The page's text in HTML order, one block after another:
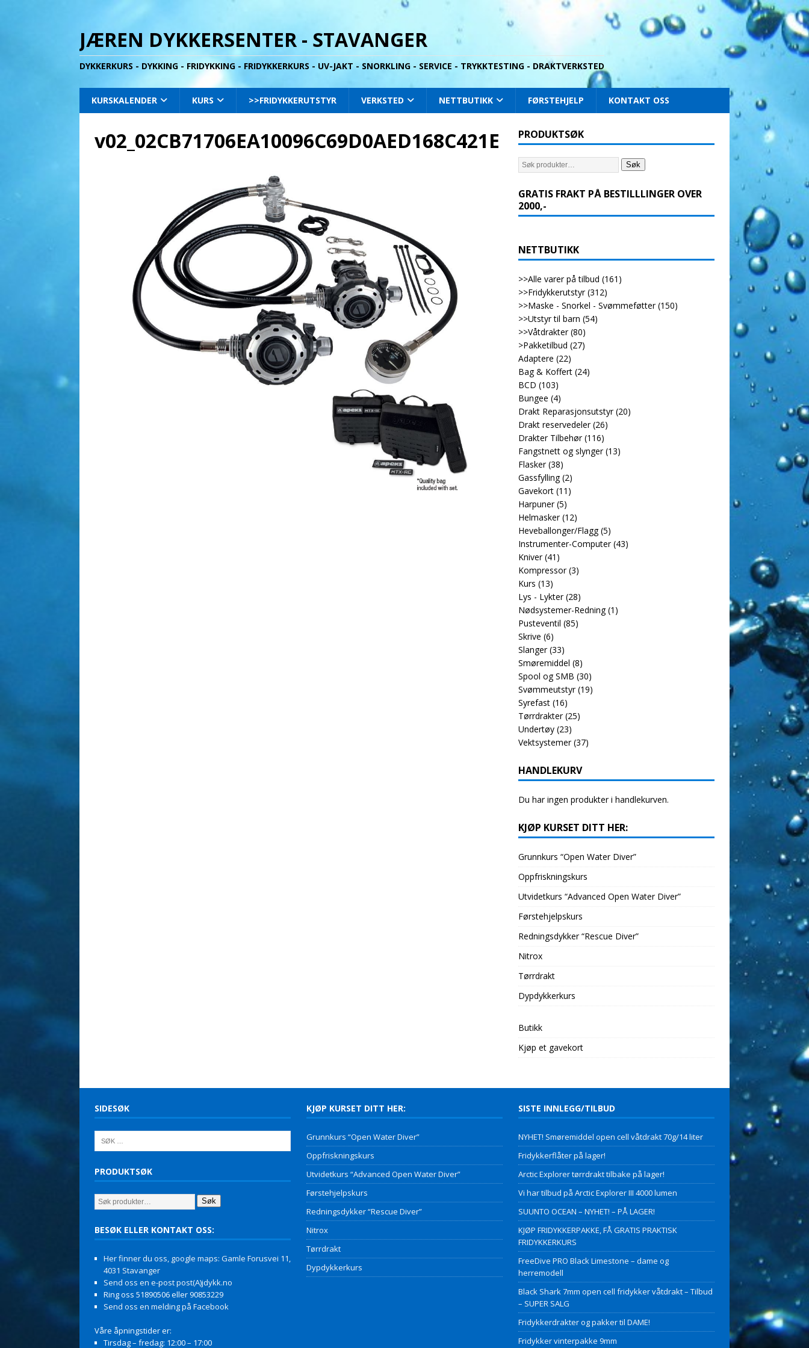
JÆREN DYKKERSENTER - STAVANGER
DYKKERKURS - DYKKING - FRIDYKKING - FRIDYKKERKURS - UV-JAKT - SNORKLING - SERVICE - TRYKKTESTING - DRAKTVERKSTED
KURSKALENDER KURS >>FRIDYKKERUTSTYR VERKSTED NETTBUTIKK FØRSTEHJELP KONTAKT OSS
v02_02CB71706EA10096C69D0AED168C421E PRODUKTSØK
Søk
GRATIS FRAKT PÅ BESTILLLINGER OVER
2000,-
NETTBUTIKK
>>Alle varer på tilbud (161)
>>Fridykkerutstyr (312)
>>Maske - Snorkel - Svømmeføtter (150)
>>Utstyr til barn (54)
>>Våtdrakter (80)
>Pakketilbud (27)
Adaptere (22)
Bag & Koffert (24)
BCD (103)
Bungee (4)
Drakt Reparasjonsutstyr (20)
Drakt reservedeler (26)
Drakter Tilbehør (116)
Fangstnett og slynger (13)
Flasker (38)
Gassfylling (2)
Gavekort (11)
Harpuner (5)
Helmasker (12)
Heveballonger/Flagg (5)
Instrumenter-Computer (43)
Kniver (41)
Kompressor (3)
Kurs (13)
Lys - Lykter (28)
Nødsystemer-Redning (1)
Pusteventil (85)
Skrive (6)
Slanger (33)
Smøremiddel (8)
Spool og SMB (30)
Svømmeutstyr (19)
Syrefast (16)
Tørrdrakter (25)
Undertøy (23)
Vektsystemer (37)
HANDLEKURV
Du har ingen produkter i handlekurven.
KJØP KURSET DITT HER:
Grunnkurs “Open Water Diver”
Oppfriskningskurs
Utvidetkurs “Advanced Open Water Diver”
Førstehjelpskurs
Redningsdykker “Rescue Diver”
Nitrox
Tørrdrakt
Dypdykkerkurs
Butikk
Kjøp et gavekort
SIDESØK
PRODUKTSØK
Søk
BESØK ELLER KONTAKT OSS:
Her finner du oss, google maps: Gamle Forusvei 11,
4031 Stavanger
Send oss en e-post post(A)jdykk.no
Ring oss 51890506 eller 90853229
Send oss en melding på Facebook
Våre åpningstider er:
Tirsdag – fredag: 12:00 – 17:00
KJØP KURSET DITT HER:
Grunnkurs “Open Water Diver”
Oppfriskningskurs
Utvidetkurs “Advanced Open Water Diver”
Førstehjelpskurs
Redningsdykker “Rescue Diver”
Nitrox
Tørrdrakt
Dypdykkerkurs
SISTE INNLEGG/TILBUD
NYHET! Smøremiddel open cell våtdrakt 70g/14 liter
Fridykkerflåter på lager!
Arctic Explorer tørrdrakt tilbake på lager!
Vi har tilbud på Arctic Explorer III 4000 lumen
SUUNTO OCEAN – NYHET! – PÅ LAGER!
KJØP FRIDYKKERPAKKE, FÅ GRATIS PRAKTISK
FRIDYKKERKURS
FreeDive PRO Black Limestone – dame og
herremodell
Black Shark 7mm open cell fridykker våtdrakt – Tilbud
– SUPER SALG
Fridykkerdrakter og pakker til DAME!
Fridykker vinterpakke 9mm